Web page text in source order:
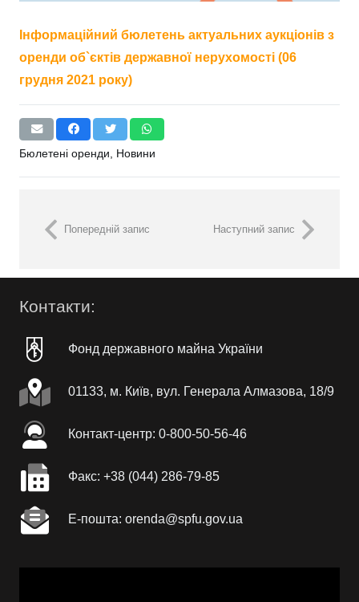
Інформаційний бюлетень актуальних аукціонів з
оренди об`єктів державної нерухомості (06
грудня 2021 року)
Бюлетені оренди Новини
Попередній запис Наступний запис
Контакти:
Фонд державного майна України
01133, м. Київ, вул. Генерала Алмазова, 18/9
Контакт-центр: 0-800-50-56-46
Факc: +38 (044) 286-79-85
Е-пошта: orenda@spfu.gov.ua